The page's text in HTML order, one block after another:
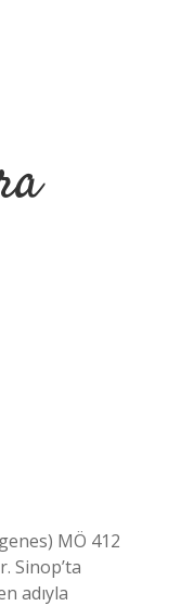
MÖ 412
Sinop’ta
adıyla